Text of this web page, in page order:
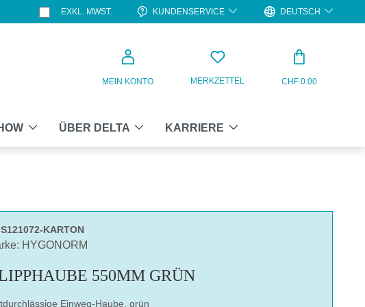
EXKL. MWST. KUNDENSERVICE DEUTSCH
MEIN KONTO MERKZETTEL CHF 0.00
ÜBER DELTA KARRIERE
KARTON
HYGONORM
550MM GRÜN
Einweg-Haube, grün